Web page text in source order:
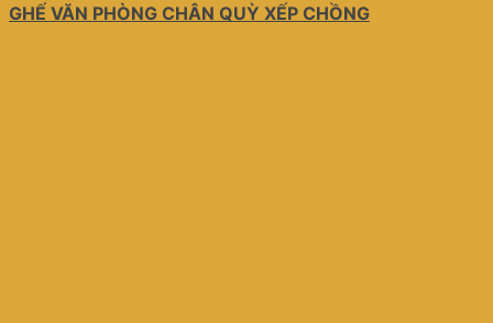
GHẾ VĂN PHÒNG CHÂN QUỲ XẾP CHỒNG